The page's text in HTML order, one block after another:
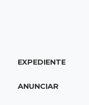
11:34Disputa
ao Senado nas
EXPEDIENTE
ANUNCIAR